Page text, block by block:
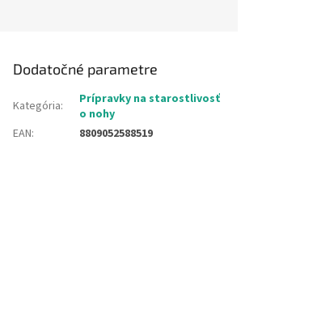
Dodatočné parametre
Kategória:
Prípravky na starostlivosť
o nohy
EAN: 8809052588519